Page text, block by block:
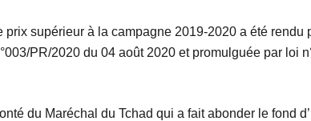
prix supérieur à la campagne 2019-2020 a été
PR/2020 du 04 août 2020 et promulguée par loi
du Maréchal du Tchad qui a fait abonder le fond